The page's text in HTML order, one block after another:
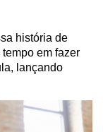
história de
em fazer
lançando